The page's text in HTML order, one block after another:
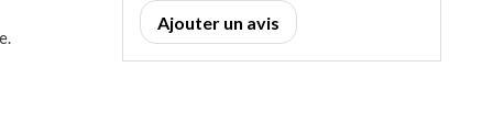
Ajouter un avis